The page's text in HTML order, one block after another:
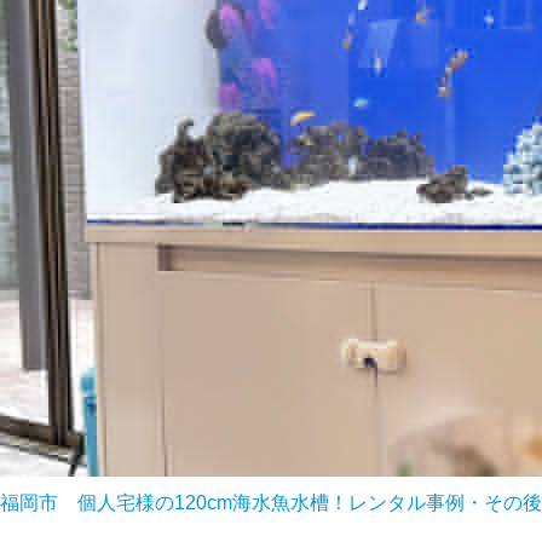
福岡市 個人宅様の120cm海水魚水槽！レンタル事例・その